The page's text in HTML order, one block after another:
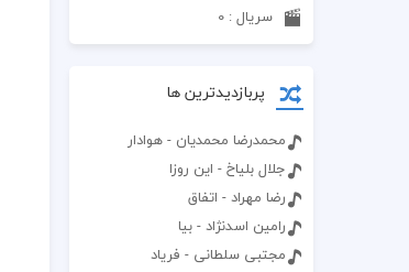
سریال : 0
پربازدیدترین ها
محمدرضا محمدیان - هوادار
جلال بلیاخ - این روزا
رضا مهراد - اتفاق
رامین اسدنژاد - بیا
مجتبی سلطانی - فریاد